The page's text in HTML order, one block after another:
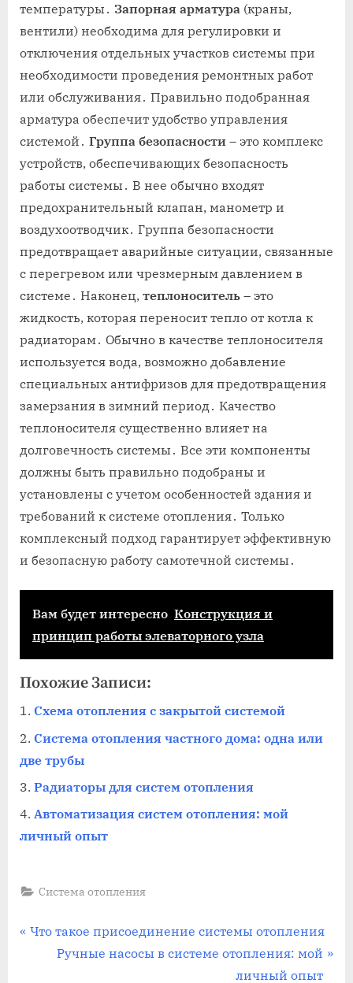
температуры․ Запорная арматура (краны,
вентили) необходима для регулировки и
отключения отдельных участков системы при
необходимости проведения ремонтных работ
или обслуживания․ Правильно подобранная
арматура обеспечит удобство управления
системой․ Группа безопасности – это комплекс
устройств, обеспечивающих безопасность
работы системы․ В нее обычно входят
предохранительный клапан, манометр и
воздухоотводчик․ Группа безопасности
предотвращает аварийные ситуации, связанные
с перегревом или чрезмерным давлением в
системе․ Наконец, теплоноситель – это
жидкость, которая переносит тепло от котла к
радиаторам․ Обычно в качестве теплоносителя
используется вода, возможно добавление
специальных антифризов для предотвращения
замерзания в зимний период․ Качество
теплоносителя существенно влияет на
долговечность системы․ Все эти компоненты
должны быть правильно подобраны и
установлены с учетом особенностей здания и
требований к системе отопления․ Только
комплексный подход гарантирует эффективную
и безопасную работу самотечной системы․
Вам будет интересно Конструкция и
принцип работы элеваторного узла
Похожие Записи:
Схема отопления с закрытой системой
Система отопления частного дома: одна или
две трубы
Радиаторы для систем отопления
Автоматизация систем отопления: мой
личный опыт
Система отопления
Навигация
П
Что такое присоединение системы отопления
С
Ручные насосы в системе отопления: мой
личный опыт